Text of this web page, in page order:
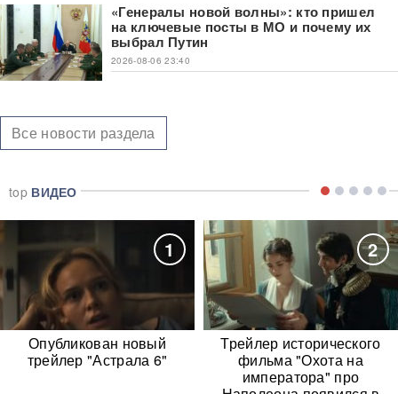
«Генералы новой волны»: кто пришел
на ключевые посты в МО и почему их
выбрал Путин
2026-08-06 23:40
Все новости раздела
top ВИДЕО
1
Опубликован новый
трейлер "Астрала 6"
2
Трейлер исторического
фильма "Охота на
императора" про